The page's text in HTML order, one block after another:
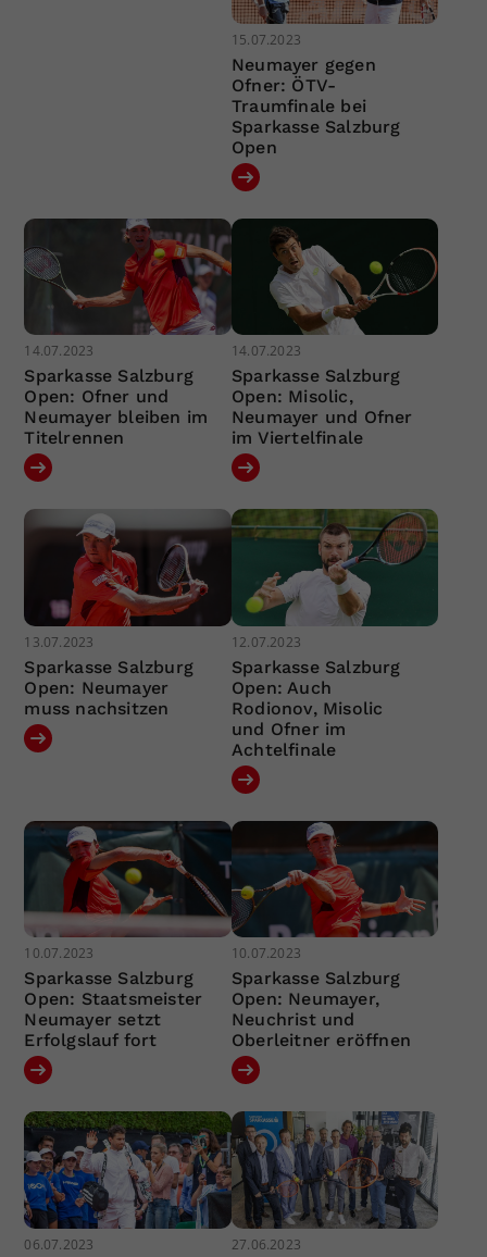
15.07.2023
Neumayer gegen
Ofner: ÖTV-
Traumfinale bei
Sparkasse Salzburg
Open
14.07.2023
Sparkasse Salzburg
Open: Ofner und
Neumayer bleiben im
Titelrennen
14.07.2023
Sparkasse Salzburg
Open: Misolic,
Neumayer und Ofner
im Viertelfinale
13.07.2023
Sparkasse Salzburg
Open: Neumayer
muss nachsitzen
12.07.2023
Sparkasse Salzburg
Open: Auch
Rodionov, Misolic
und Ofner im
Achtelfinale
10.07.2023
Sparkasse Salzburg
Open: Staatsmeister
Neumayer setzt
Erfolgslauf fort
10.07.2023
Sparkasse Salzburg
Open: Neumayer,
Neuchrist und
Oberleitner eröffnen
06.07.2023 27.06.2023